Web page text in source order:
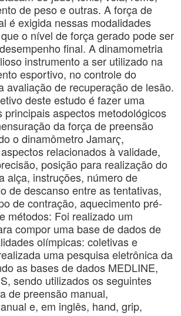
de peso e outras. A força de
é exigida nessas modalidades
o nível de força gerado pode ser
final. A dinamometria
instrumento a ser utilizado na
esportivo, no controle do
avaliação de recuperação de lesão.
deste estudo é fazer uma
principais aspectos metodológicos
da força de preensão
o dinamômetro Jamarҁ,
relacionados à validade,
posição para realização do
alça, instruções, número de
de descanso entre as tentativas,
de contração, aquecimento pré-
métodos: Foi realizado um
compor uma base de dados de
olímpicas: coletivas e
uma pesquisa eletrônica da
as bases de dados MEDLINE,
sendo utilizados os seguintes
de preensão manual,
e, em inglês, hand, grip,